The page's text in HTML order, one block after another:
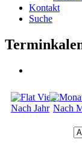
Kontakt
Suche
Nach Jahr Nach